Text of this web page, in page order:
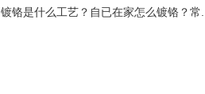
镀铬是什么工艺？自已在家怎么镀铬？常...